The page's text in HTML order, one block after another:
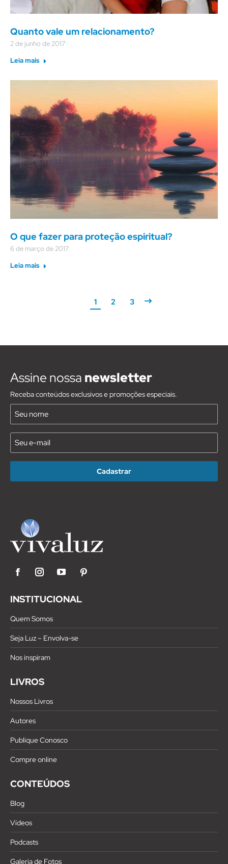
Quanto vale um relacionamento?
2 de junho de 2017
Leia mais
O que fazer para proteção espiritual?
6 de março de 2017
Leia mais
1 2 3
Assine nossa newsletter
Receba conteúdos exclusivos e promoções especiais.
Nome
E-
mail
(Requirido)
FacebookInstagramYouTubePinterest
INSTITUCIONAL
Quem Somos
Seja Luz – Envolva-se
Nos inspiram
LIVROS
Nossos Livros
Autores
Publique Conosco
Compre online
CONTEÚDOS
Blog
Vídeos
Podcasts
Galeria de Fotos